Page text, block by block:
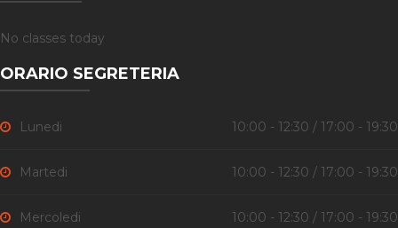
No classes today
ORARIO SEGRETERIA
Lunedi 10:00 - 12:30 / 17:00 - 19:30
Martedi 10:00 - 12:30 / 17:00 - 19:30
Mercoledi 10:00 - 12:30 / 17:00 - 19:30